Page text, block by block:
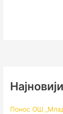
Понос ОШ